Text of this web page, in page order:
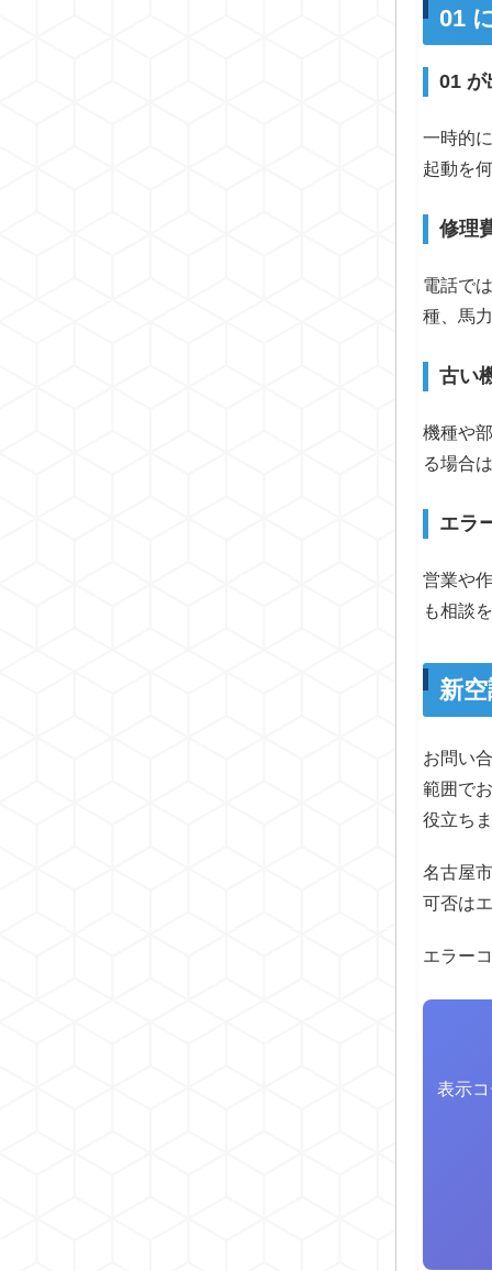
01
01 が
一時的
起動を
修理
電話で
種、馬
古い
機種や
る場合
エラ
営業や
も相談
新
お問い
範囲で
役立ち
名古屋
可否は
エラー
表示